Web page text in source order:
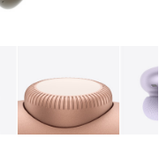
图库 图像